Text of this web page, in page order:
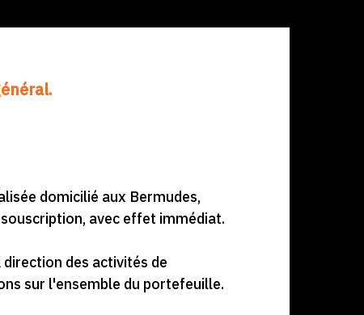
domicilié aux Bermudes,
avec effet immédiat.
des activités de
sur l'ensemble du portefeuille.